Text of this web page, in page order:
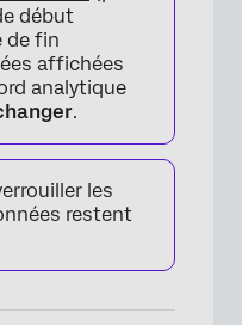
début
de fin
affichées
analytique
.
les
restent